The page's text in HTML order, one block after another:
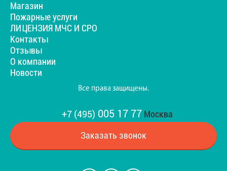
Магазин
Пожарные услуги
ЛИЦЕНЗИЯ МЧС И СРО
Контакты
Отзывы
О компании
Новости
Все права защищены.
+7 (495) 005 17 77Москва
Заказать звонок